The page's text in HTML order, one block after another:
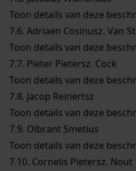
Toon details van deze
7.6. Adriaen Cosinusz. Van
Toon details van deze
7.7. Pieter Pietersz. Cock
Toon details van deze
7.8. Jacop Reinertsz
Toon details van deze
7.9. Olbrant Smetius
Toon details van deze
7.10. Cornelis Pietersz. Nout